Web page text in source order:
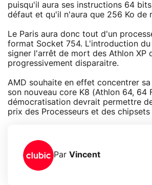
puisqu'il aura ses instructions 64
défaut et qu'il n'aura que 256 Ko de
Le Paris aura donc tout d'un
format Socket 754. L'introduction du
signer l'arrêt de mort des Athlon XP
progressivement disparaitre.
AMD souhaite en effet concentrer
son nouveau core K8 (Athlon 64, 64
démocratisation devrait permettre
prix des Processeurs et des chipsets
Par Vincent